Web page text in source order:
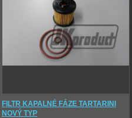
FILTR KAPALNÉ FÁZE TARTARINI
NOVÝ TYP